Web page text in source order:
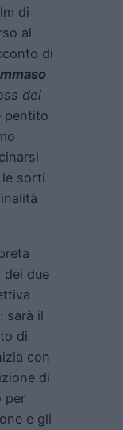
di
al
di
dei
pentito
le sorti
dei due
sarà il
di
con
di
per
e gli